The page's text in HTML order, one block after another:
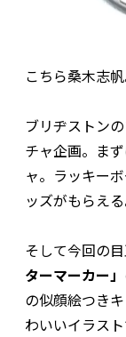
こちら桑木志
ブリヂストン
チャ企画。ま
ャ。ラッキー
ッズがもらえ
そして今回の
ターマーカー」
の似顔絵つき
わいいイラス